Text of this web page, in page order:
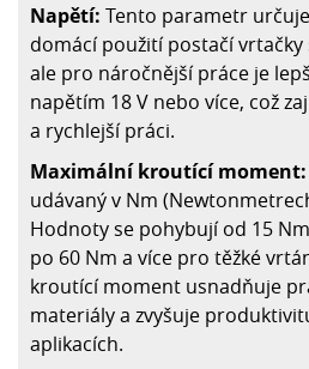
Napětí: Tento parametr
domácí použití postačí vrtačky
ale pro náročnější práce je
napětím 18 V nebo více, což
a rychlejší práci.
Maximální kroutící moment:
udávaný v Nm
Hodnoty se pohybují od 15
po 60 Nm a více pro těžké
kroutící moment usnadňuje
materiály a zvyšuje
aplikacích.